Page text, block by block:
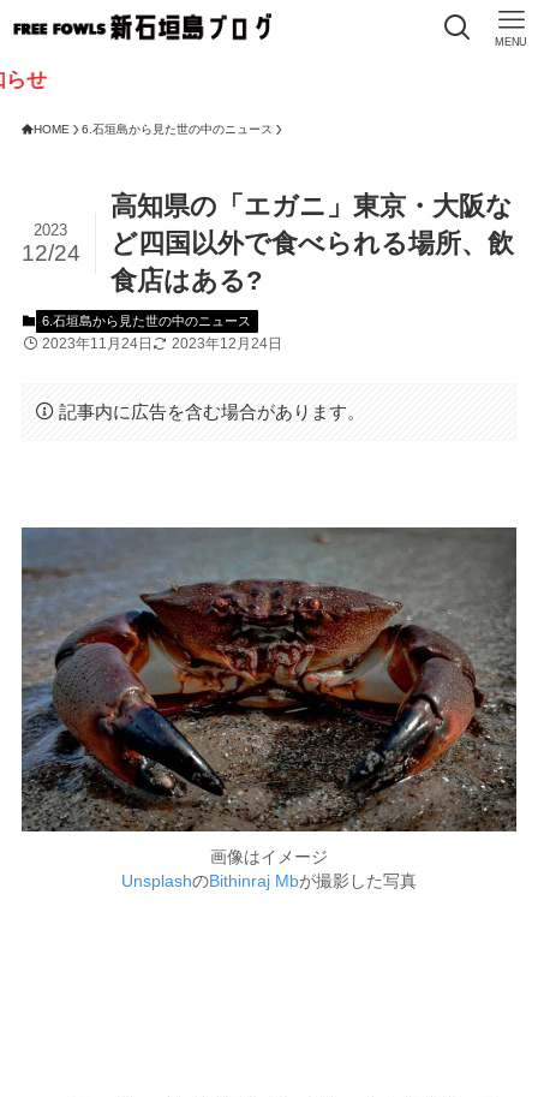
MENU
HOME 6.石垣島から見た世の中のニュース
高知県の「エガニ」東京・大阪な
ど四国以外で食べられる場所、飲
食店はある?
2023
12/24
6.石垣島から見た世の中のニュース
2023年11月24日 2023年12月24日
記事内に広告を含む場合があります。
画像はイメージ
UnsplashのBithinraj Mbが撮影した写真